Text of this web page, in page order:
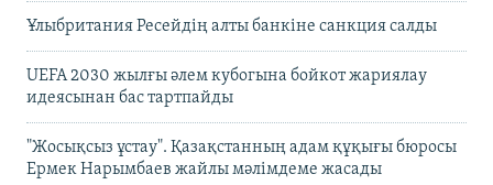
Ұлыбритания Ресейдің алты банкіне санкция салды
UEFA 2030 жылғы әлем кубогына бойкот жариялау
идеясынан бас тартпайды
"Жосықсыз ұстау". Қазақстанның адам құқығы бюросы
Ермек Нарымбаев жайлы мәлімдеме жасады